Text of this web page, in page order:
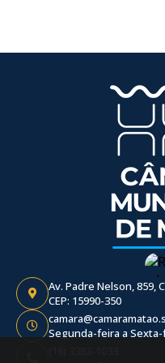
Av. Padre Nelson, 859,
CEP: 15990-350
Segunda-feira a Sexta-